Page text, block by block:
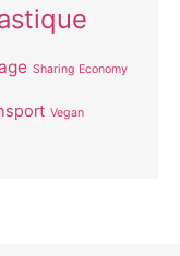
Sharing Economy
Vegan